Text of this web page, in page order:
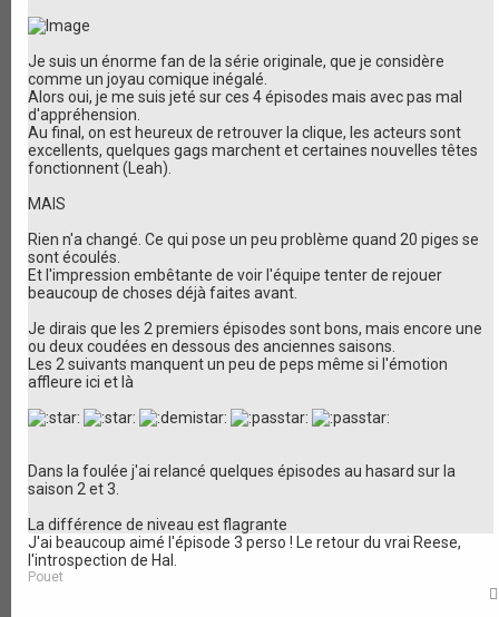
Je suis un énorme fan de la série originale, que je considère
comme un joyau comique inégalé.
Alors oui, je me suis jeté sur ces 4 épisodes mais avec pas mal
d'appréhension.
Au final, on est heureux de retrouver la clique, les acteurs sont
excellents, quelques gags marchent et certaines nouvelles têtes
fonctionnent (Leah).
MAIS
Rien n'a changé. Ce qui pose un peu problème quand 20 piges se
sont écoulés.
Et l'impression embêtante de voir l'équipe tenter de rejouer
beaucoup de choses déjà faites avant.
Je dirais que les 2 premiers épisodes sont bons, mais encore une
ou deux coudées en dessous des anciennes saisons.
Les 2 suivants manquent un peu de peps même si l'émotion
affleure ici et là
Dans la foulée j'ai relancé quelques épisodes au hasard sur la
saison 2 et 3.
La différence de niveau est flagrante
J'ai beaucoup aimé l'épisode 3 perso ! Le retour du vrai Reese,
l'introspection de Hal.
Pouet